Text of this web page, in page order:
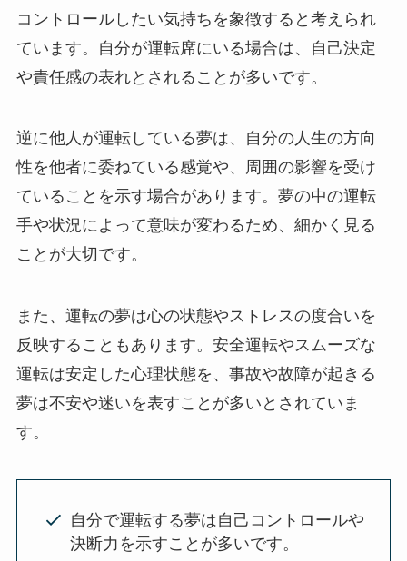
コントロールしたい気持ちを象徴すると考えられ
ています。自分が運転席にいる場合は、自己決定
や責任感の表れとされることが多いです。
逆に他人が運転している夢は、自分の人生の方向
性を他者に委ねている感覚や、周囲の影響を受け
ていることを示す場合があります。夢の中の運転
手や状況によって意味が変わるため、細かく見る
ことが大切です。
また、運転の夢は心の状態やストレスの度合いを
反映することもあります。安全運転やスムーズな
運転は安定した心理状態を、事故や故障が起きる
夢は不安や迷いを表すことが多いとされていま
す。
自分で運転する夢は自己コントロールや
決断力を示すことが多いです。